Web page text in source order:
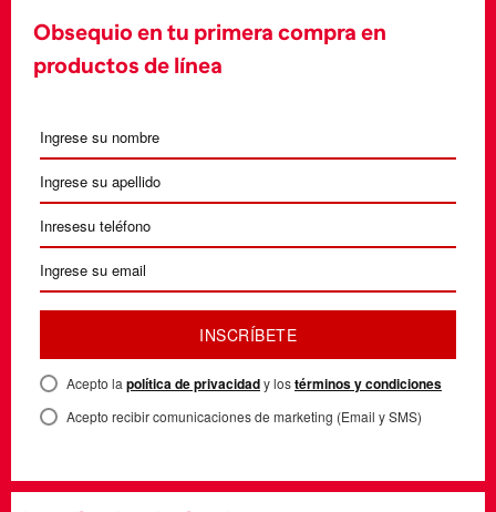
Obsequio en tu primera compra en
productos de línea
INSCRÍBETE
Acepto la política de privacidady lostérminos y condiciones
Acepto recibir comunicaciones de marketing (Email y SMS)